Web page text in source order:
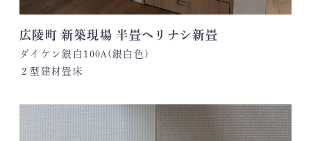
広陵町 新築現場 半畳ヘリナシ新畳
ダイケン銀白100A(銀白色)
２型建材畳床